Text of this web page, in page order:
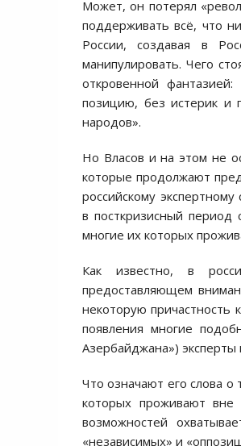
Может, он потерял
поддерживать всё, что
России, создавая в
манипулировать. Чего
откровенной
позицию, без истерик и
народов».
Но Власов и на этом не
которые продолжают
российскому
в посткризисный
многие их которых
Как известно, в
предоставляющем
некоторую причастность
появления многие
Азербайджана») эксперты
Что означают его слова
которых проживают
возможностей
«независимых» и